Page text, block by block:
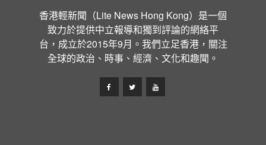
香港輕新聞（Lite News Hong Kong）是一個
致力於提供中立報導和獨到評論的網絡平
台，成立於2015年9月。我們立足香港，關注
全球的政治、時事、經濟、文化和趣聞。